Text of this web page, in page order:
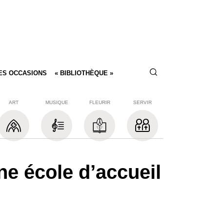
OCCASIONS « BIBLIOTHÈQUE »
ART MUSIQUE FLEURIR SERVIR
école d’accueil